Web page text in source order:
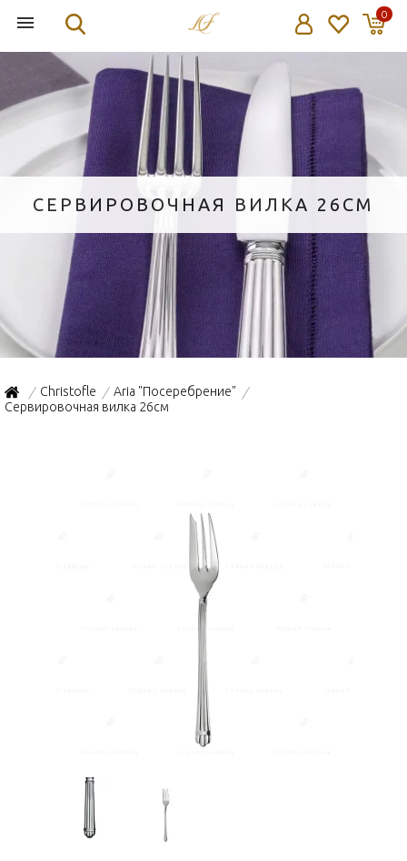
0
СЕРВИРОВОЧНАЯ ВИЛКА 26СМ
/ Christofle / Aria "Посеребрение" /
Сервировочная вилка 26см